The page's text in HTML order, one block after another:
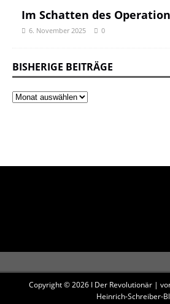
Im Schatten des
6. November 2025 0
BISHERIGE BEITRÄGE
Copyright © 2026 I Der Revolutionär |
Heinrich-Schreiber-